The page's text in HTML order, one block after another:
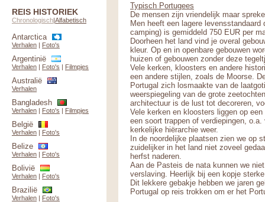
Typisch Portugees
De mensen zijn vriendelijk maar
Men heeft een lagere
camping) is gemiddeld 750 EUR per
Doorheen het land vind je overal
kleur. Op en in openbare gebouwen
huizen of gebouwen zonder deze
Vele kerken, kloosters en andere
een andere stijlen, zoals de Moorse.
Portugal zich losmaakte van de
weerspiegeling van de grote
architectuur is de lust tot decoreren,
Vele kerken en kloosters liggen op
een soort trappen of verdiepingen,
kerkelijke hiërarchie weer.
In de noordelijke plaatsen zien we op
zuidelijker in het land niet zoveel
herfst naderen.
Aan de Pasteis de nata kunnen we
verslaving. Heerlijk bij een kopje
Dit lekkere gebakje hebben we jaren
Portugal op reis trokken om er het
REIS HISTORIEK
Chronologisch|Alfabetisch
Antarctica
Verhalen | Foto's
Argentinië
Verhalen | Foto's | Filmpjes
Australië
Verhalen
Bangladesh
Verhalen | Foto's | Filmpjes
België
Verhalen | Foto's
Belize
Verhalen | Foto's
Bolivië
Verhalen | Foto's
Brazilië
Verhalen | Foto's